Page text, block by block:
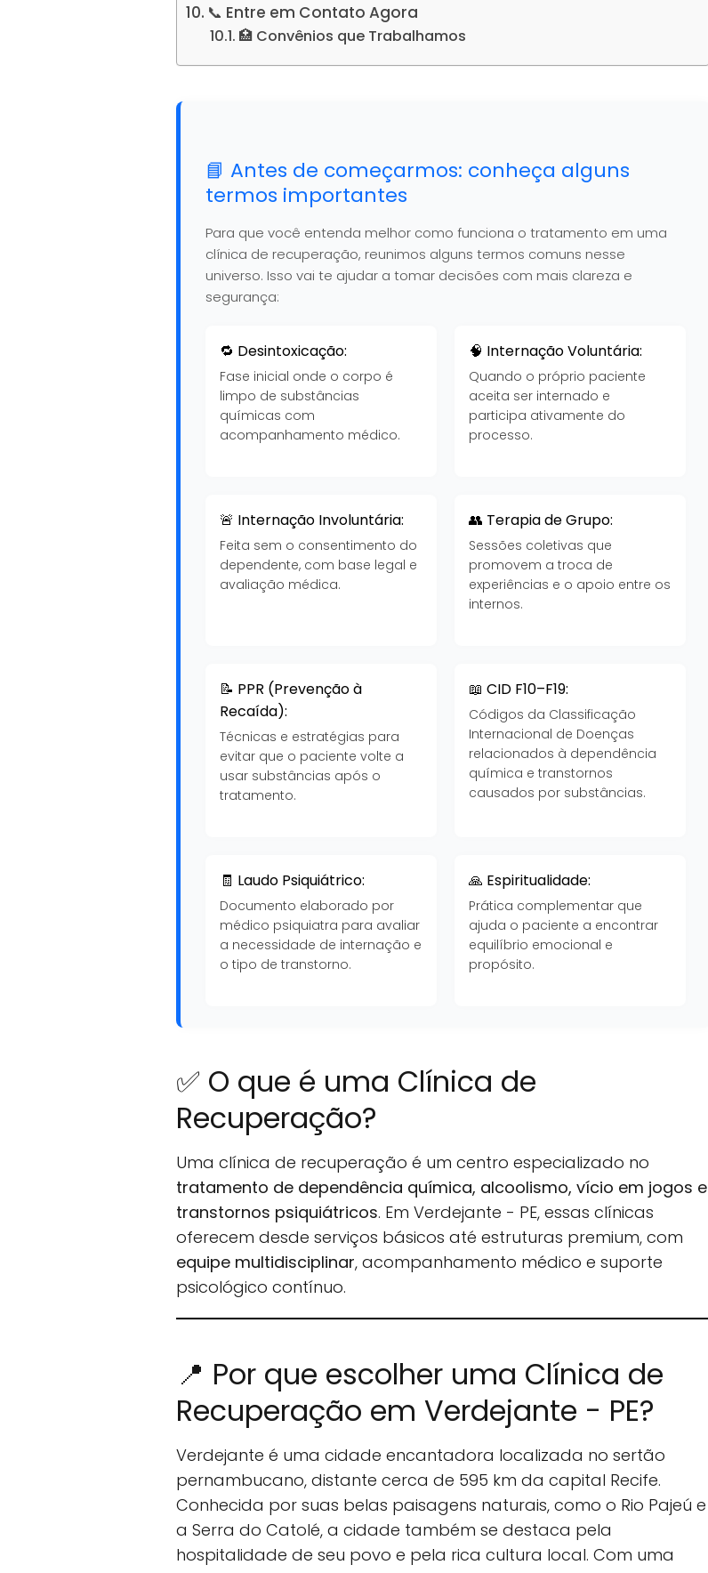
📞 Entre em Contato Agora
🏥 Convênios que Trabalhamos
📘 Antes de começarmos: conheça alguns
termos importantes
Para que você entenda melhor como funciona o tratamento em uma
clínica de recuperação, reunimos alguns termos comuns nesse
universo. Isso vai te ajudar a tomar decisões com mais clareza e
segurança:
🔁 Desintoxicação:
Fase inicial onde o corpo é
limpo de substâncias
químicas com
acompanhamento médico.
🧠 Internação Voluntária:
Quando o próprio paciente
aceita ser internado e
participa ativamente do
processo.
🚨 Internação Involuntária:
Feita sem o consentimento do
dependente, com base legal e
avaliação médica.
👥 Terapia de Grupo:
Sessões coletivas que
promovem a troca de
experiências e o apoio entre os
internos.
📝 PPR (Prevenção à
Recaída):
Técnicas e estratégias para
evitar que o paciente volte a
usar substâncias após o
tratamento.
📖 CID F10–F19:
Códigos da Classificação
Internacional de Doenças
relacionados à dependência
química e transtornos
causados por substâncias.
🧾 Laudo Psiquiátrico:
Documento elaborado por
médico psiquiatra para avaliar
a necessidade de internação e
o tipo de transtorno.
🙏 Espiritualidade:
Prática complementar que
ajuda o paciente a encontrar
equilíbrio emocional e
propósito.
✅ O que é uma Clínica de
Recuperação?
Uma clínica de recuperação é um centro especializado no
tratamento de dependência química, alcoolismo, vício em jogos e
transtornos psiquiátricos. Em Verdejante - PE, essas clínicas
oferecem desde serviços básicos até estruturas premium, com
equipe multidisciplinar, acompanhamento médico e suporte
psicológico contínuo.
📍 Por que escolher uma Clínica de
Recuperação em Verdejante - PE?
Verdejante é uma cidade encantadora localizada no sertão
pernambucano, distante cerca de 595 km da capital Recife.
Conhecida por suas belas paisagens naturais, como o Rio Pajeú e
a Serra do Catolé, a cidade também se destaca pela
hospitalidade de seu povo e pela rica cultura local. Com uma